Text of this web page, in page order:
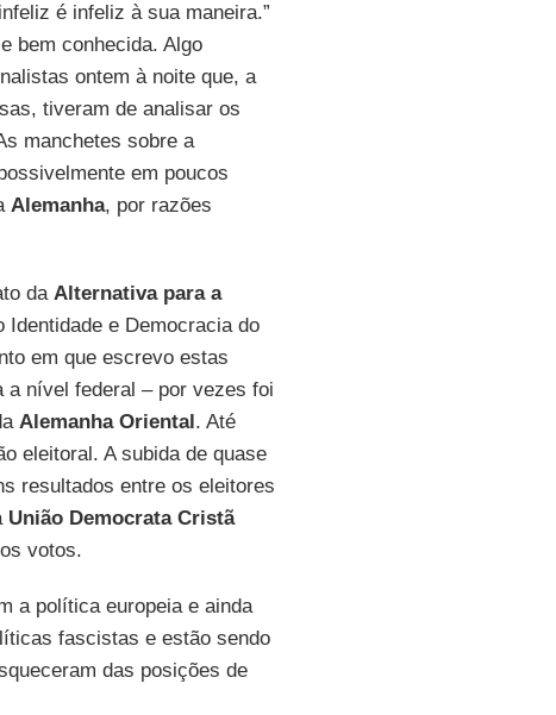
é infeliz à sua maneira.”
bem conhecida. Algo
ontem à noite que, a
tiveram de analisar os
manchetes sobre a
em poucos
Alemanha, por razões
da Alternativa para a
Identidade e Democracia do
em que escrevo estas
a nível federal – por vezes foi
Alemanha Oriental. Até
eleitoral. A subida de quase
resultados entre os eleitores
União Democrata Cristã
votos.
a política europeia e ainda
fascistas e estão sendo
das posições de